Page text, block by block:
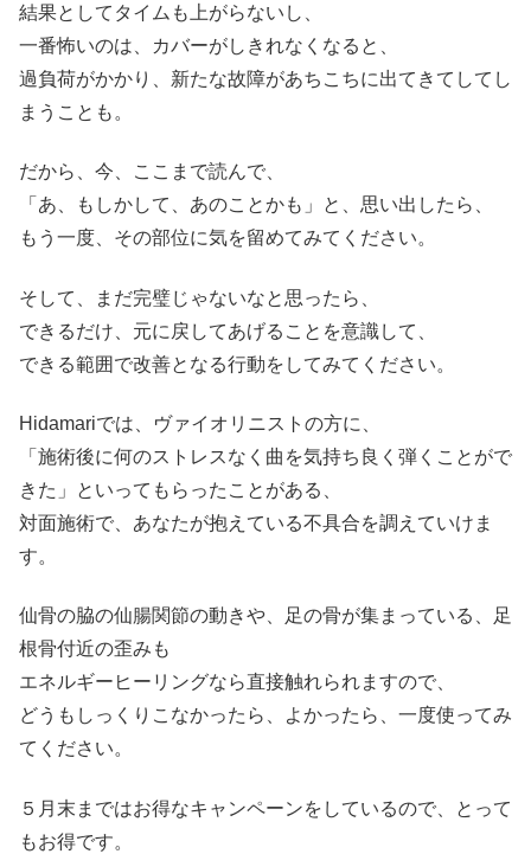
結果としてタイムも上がらないし、
一番怖いのは、カバーがしきれなくなると、
過負荷がかかり、新たな故障があちこちに出てきてしてし
まうことも。
だから、今、ここまで読んで、
「あ、もしかして、あのことかも」と、思い出したら、
もう一度、その部位に気を留めてみてください。
そして、まだ完璧じゃないなと思ったら、
できるだけ、元に戻してあげることを意識して、
できる範囲で改善となる行動をしてみてください。
Hidamariでは、ヴァイオリニストの方に、
「施術後に何のストレスなく曲を気持ち良く弾くことがで
きた」といってもらったことがある、
対面施術で、あなたが抱えている不具合を調えていけま
す。
仙骨の脇の仙腸関節の動きや、足の骨が集まっている、足
根骨付近の歪みも
エネルギーヒーリングなら直接触れられますので、
どうもしっくりこなかったら、よかったら、一度使ってみ
てください。
５月末まではお得なキャンペーンをしているので、とって
もお得です。